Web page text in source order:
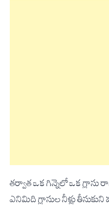
తర్వాత ఒక గిన్నెలో ఒక గ్లాసు
ఎనిమిది గ్లాసుల నీళ్లు